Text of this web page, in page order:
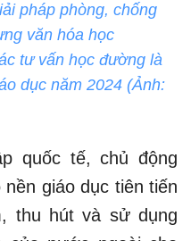
pháp phòng, chống
văn hóa học
tư vấn học đường là
dục năm 2024 (Ảnh:
quốc tế, chủ động
giáo dục tiên tiến
thu hút và sử dụng